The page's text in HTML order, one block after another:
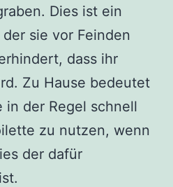
Dies ist ein
sie vor Feinden
dass ihr
Zu Hause bedeutet
in der Regel schnell
zu nutzen, wenn
der dafür